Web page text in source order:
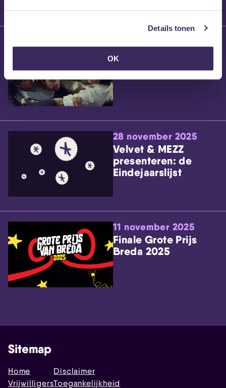
Details tonen
OKWillem’s Blog: Ão
28 november 2025
Velvet & MEZZ
presenteren: de
Eindejaarslijst
11 november 2025
Finale Grote Prijs
Breda 2025
Sitemap
Home
Vrijwilligers
Disclaimer
Toegankelijkheid